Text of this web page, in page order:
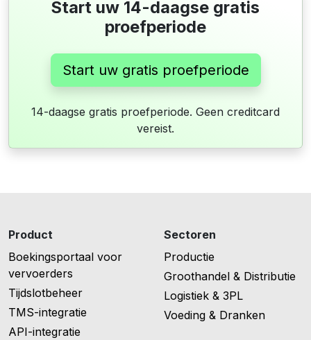
Start uw 14-daagse gratis
proefperiode
Start uw gratis proefperiode
14-daagse gratis proefperiode. Geen creditcard
vereist.
Product
Boekingsportaal voor
vervoerders
Tijdslotbeheer
TMS-integratie
API-integratie
Sectoren
Productie
Groothandel & Distributie
Logistiek & 3PL
Voeding & Dranken